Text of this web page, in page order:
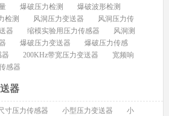
爆破压力检测
爆破波形检测
检测 风洞压力变送器
风洞压力传
器 缩模实验用压力传感器
风洞测
爆破压力变送器
爆破压力传感
器 200KHz带宽压力变送器
宽频响
感器
器
寸压力传感器 小型压力变送器
小